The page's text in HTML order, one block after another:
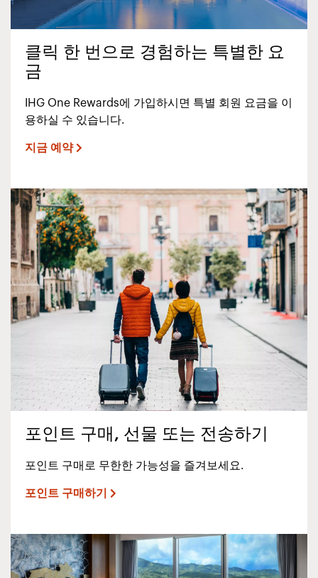
클릭 한 번으로 경험하는 특별한 요
금
IHG One Rewards에 가입하시면 특별 회원 요금을 이
용하실 수 있습니다.
지금 예약
포인트 구매, 선물 또는 전송하기
포인트 구매로 무한한 가능성을 즐겨보세요.
포인트 구매하기